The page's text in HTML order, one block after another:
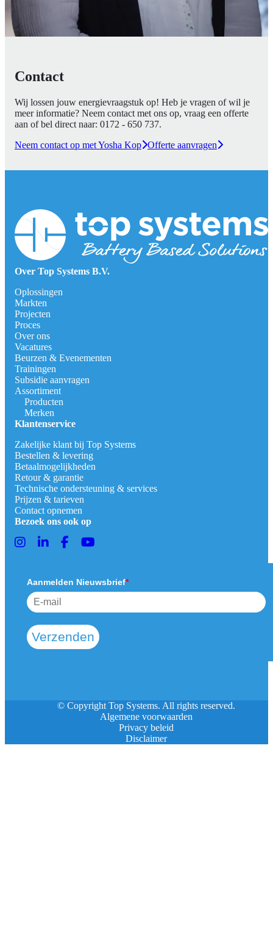
Contact
Wij lossen jouw energievraagstuk op! Heb je vragen of wil je
meer informatie? Neem contact met ons op, vraag een offerte
aan of bel direct naar: 0172 - 650 737.
Neem contact op met Yosha Kop Offerte aanvragen
Over Top Systems B.V.
Oplossingen
Markten
Projecten
Proces
Over ons
Vacatures
Beurzen & Evenementen
Trainingen
Subsidie aanvragen
Assortiment
Producten
Merken
Klantenservice
Zakelijke klant bij Top Systems
Bestellen & levering
Betaalmogelijkheden
Retour & garantie
Technische ondersteuning & services
Prijzen & tarieven
Contact opnemen
Bezoek ons ook op
Aanmelden Nieuwsbrief*
Verzenden
© Copyright Top Systems. All rights reserved.
Algemene voorwaarden
Privacy beleid
Disclaimer